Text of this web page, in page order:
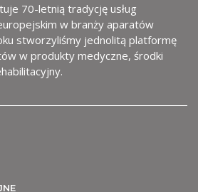
70-letnią tradycję usług
w branży aparatów
stworzyliśmy jednolitą platformę
w produkty medyczne, środki